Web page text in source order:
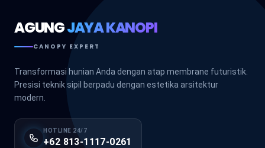
AGUNGJAYA KANOPI
CANOPY EXPERT
Transformasi hunian Anda dengan atap membrane futuristik.
Presisi teknik sipil berpadu dengan estetika arsitektur
modern.
HOTLINE 24/7
+62 813-1117-0261